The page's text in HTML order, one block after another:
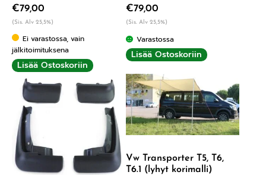
€79,00
(Sis. Alv 25,5%)
Ei varastossa, vain
jälkitoimituksena
Lisää Ostoskoriin
€79,00
(Sis. Alv 25,5%)
Varastossa
Lisää Ostoskoriin
Vw Transporter T5, T6,
T6.1 (lyhyt korimalli)